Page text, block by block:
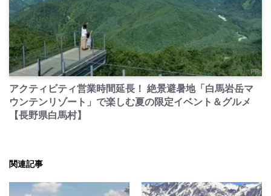
PR
アクティビティ営業時間延長！ 絶景避暑地「白馬岩岳マ
ウンテンリゾート」で楽しむ夏の限定イベント＆グルメ
【長野県白馬村】
関連記事